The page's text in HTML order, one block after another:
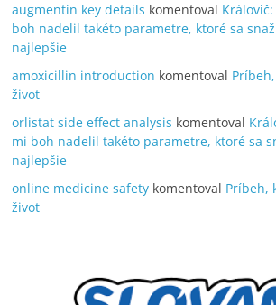
augmentin key details komentoval
boh nadelil takéto parametre, ktoré sa
najlepšie
amoxicillin introduction komentoval
život
orlistat side effect analysis komentoval
mi boh nadelil takéto parametre, ktoré sa
najlepšie
online medicine safety komentoval Príbeh,
život